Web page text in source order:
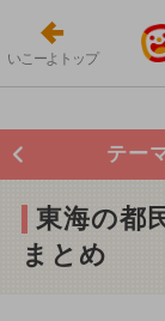
いこーよトップ
テー
東海の都
まとめ